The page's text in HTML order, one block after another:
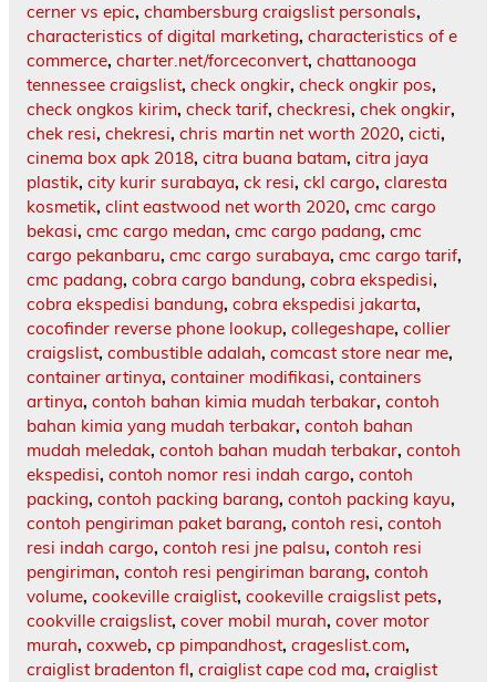
cerner vs epic, chambersburg craigslist personals,
characteristics of digital marketing, characteristics of e
commerce, charter.net/forceconvert, chattanooga
tennessee craigslist, check ongkir, check ongkir pos,
check ongkos kirim, check tarif, checkresi, chek ongkir,
chek resi, chekresi, chris martin net worth 2020, cicti,
cinema box apk 2018, citra buana batam, citra jaya
plastik, city kurir surabaya, ck resi, ckl cargo, claresta
kosmetik, clint eastwood net worth 2020, cmc cargo
bekasi, cmc cargo medan, cmc cargo padang, cmc
cargo pekanbaru, cmc cargo surabaya, cmc cargo tarif,
cmc padang, cobra cargo bandung, cobra ekspedisi,
cobra ekspedisi bandung, cobra ekspedisi jakarta,
cocofinder reverse phone lookup, collegeshape, collier
craigslist, combustible adalah, comcast store near me,
container artinya, container modifikasi, containers
artinya, contoh bahan kimia mudah terbakar, contoh
bahan kimia yang mudah terbakar, contoh bahan
mudah meledak, contoh bahan mudah terbakar, contoh
ekspedisi, contoh nomor resi indah cargo, contoh
packing, contoh packing barang, contoh packing kayu,
contoh pengiriman paket barang, contoh resi, contoh
resi indah cargo, contoh resi jne palsu, contoh resi
pengiriman, contoh resi pengiriman barang, contoh
volume, cookeville craiglist, cookeville craigslist pets,
cookville craigslist, cover mobil murah, cover motor
murah, coxweb, cp pimpandhost, crageslist.com,
craiglist bradenton fl, craiglist cape cod ma, craiglist